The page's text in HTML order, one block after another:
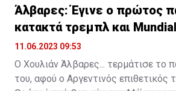
στην ιστορία του ποδοσφαίρου.
πρώτος προπονητής που
δύο διαφορετικές ομάδες.
Άλβαρες: Έγινε ο πρώτος
κατακτά τρεμπλ και
11.06.2023 09:53
Ο Χουλιάν Άλβαρες... τερμάτισε το
του, αφού ο Αργεντινός επιθετικός